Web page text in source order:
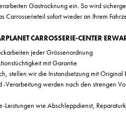
Gastrocknung ein. So wird
Carrosserieteil sofort wieder an Ihrem
CARROSSERIE-CENTER
jeder Grössenordnung
mit Garantie
stellen wir die Instandsetzung mit Original
-Verarbeitung werden nach den strengen
Leistungen wie Abschleppdienst,